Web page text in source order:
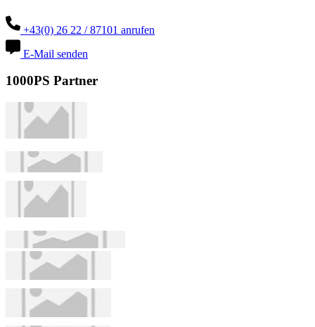
+43(0) 26 22 / 87101 anrufen
E-Mail senden
1000PS Partner